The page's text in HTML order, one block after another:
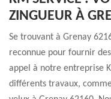
ZINGUEUR À
Se trouvant à Grenay
reconnue pour fournir
appel à notre entreprise
différents travaux,